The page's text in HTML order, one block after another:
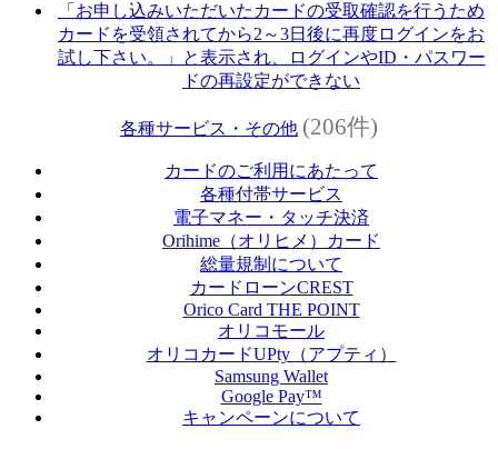
「お申し込みいただいたカードの受取確認を行うため
カードを受領されてから2～3日後に再度ログインをお
試し下さい。」と表示され、ログインやID・パスワー
ドの再設定ができない
各種サービス・その他 (206件)
カードのご利用にあたって
各種付帯サービス
電子マネー・タッチ決済
Orihime（オリヒメ）カード
総量規制について
カードローンCREST
Orico Card THE POINT
オリコモール
オリコカードUPty（アプティ）
Samsung Wallet
Google Pay™
キャンペーンについて